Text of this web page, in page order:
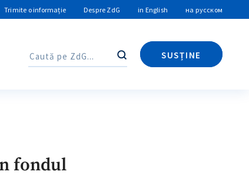
Trimite o informație Despre ZdG in English на русском
Caută
SUSȚINE
Caută
fondul